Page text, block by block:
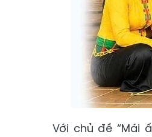
Với chủ đề “Mái